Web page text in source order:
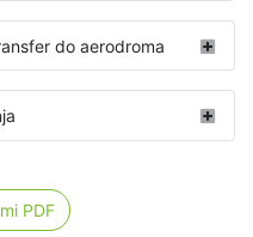
do aerodroma
PDF